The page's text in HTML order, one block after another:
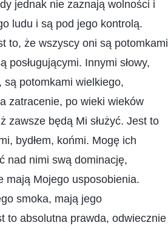
jednak nie zaznają wolności i
ludu i są pod jego kontrolą.
to, że wszyscy oni są potomkami
Innymi słowy,
potomkami wielkiego,
zatracenie, po wieki wieków
zawsze będą Mi służyć. Jest to
bydłem, końmi. Mogę ich
nad nimi swą dominację,
mają Mojego usposobienia.
smoka, mają jego
to absolutna prawda, odwiecznie